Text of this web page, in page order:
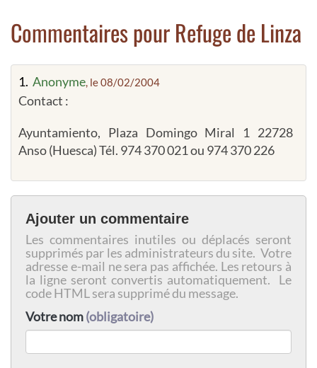
Commentaires pour Refuge de Linza
1. Anonyme, le 08/02/2004
Contact :
Ayuntamiento, Plaza Domingo Miral 1 22728
Anso (Huesca) Tél. 974 370 021 ou 974 370 226
Ajouter un commentaire
Les commentaires inutiles ou déplacés seront
supprimés par les administrateurs du site. Votre
adresse e-mail ne sera pas affichée. Les retours à
la ligne seront convertis automatiquement. Le
code HTML sera supprimé du message.
Votre nom(obligatoire)